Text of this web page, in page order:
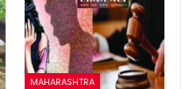
MAHARASHTRA